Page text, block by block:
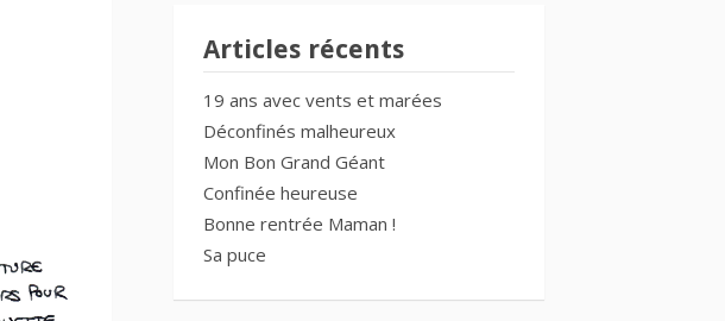
Articles récents
19 ans avec vents et marées
Déconfinés malheureux
Mon Bon Grand Géant
Confinée heureuse
Bonne rentrée Maman !
Sa puce